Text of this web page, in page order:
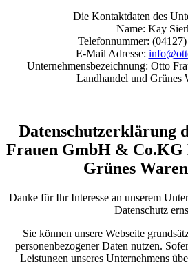
Die Kontaktdaten des
Name: Kay
Telefonnummer:
E-Mail Adresse:
Unternehmensbezeichnung: Otto
Landhandel und Grünes
Datenschutzerklärung
Frauen GmbH & Co.KG
Grünes
Danke für Ihr Interesse an unserem
Datenschutz
Sie können unsere Webseite
personenbezogener Daten nutzen.
Leistungen unseres Unternehmens